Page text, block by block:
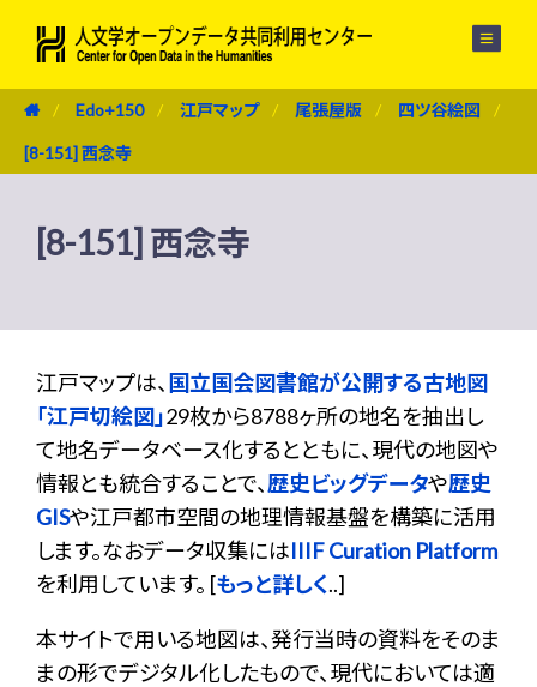
Edo+150 江戸マップ 尾張屋版 四ツ谷絵図
[8-151] 西念寺
[8-151] 西念寺
江戸マップは、 国立国会図書館が公開する古地図
「江戸切絵図」29枚から8788ヶ所の地名を抽出し
て地名データベース化するとともに、現代の地図や
情報とも統合することで、歴史ビッグデータや歴史
GISや江戸都市空間の地理情報基盤を構築に活用
します。なおデータ収集にはIIIF Curation Platform
を利用しています。 [もっと詳しく..]
本サイトで用いる地図は、発行当時の資料をそのま
まの形でデジタル化したもので、現代においては適